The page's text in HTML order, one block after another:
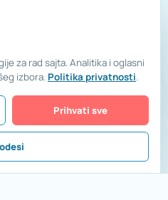
za rad sajta. Analitika i oglasni
izbora. Politika privatnosti.
Prihvati sve